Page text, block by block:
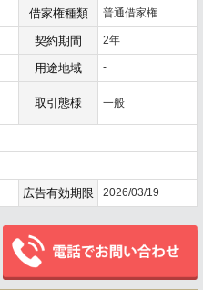
借家権種類 普通借家権
契約期間 2年
用途地域 -
取引態様 一般
広告有効期限 2026/03/19
メールでお問い合わせ